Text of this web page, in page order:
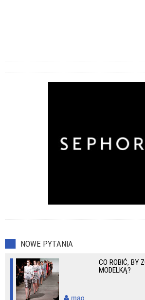
NOWE PYTANIA
CO ROBIĆ, BY
MODELKĄ?
mag